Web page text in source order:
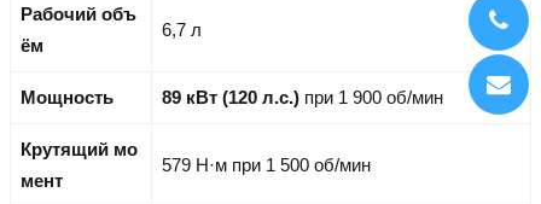
Рабочий объ
ём
6,7 л
Мощность 89 кВт (120 л.с.) при 1 900 об/мин
Крутящий мо
мент
579 Н·м при 1 500 об/мин